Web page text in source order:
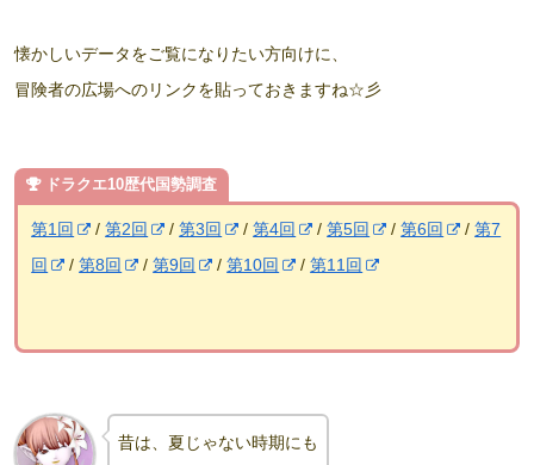
懐かしいデータをご覧になりたい方向けに、
冒険者の広場へのリンクを貼っておきますね☆彡
ドラクエ10歴代国勢調査
第1回 /第2回 /第3回 /第4回 /第5回 /第6回 /第7
回
/第8回 /第9回 /第10回 /第11回
昔は、夏じゃない時期にも